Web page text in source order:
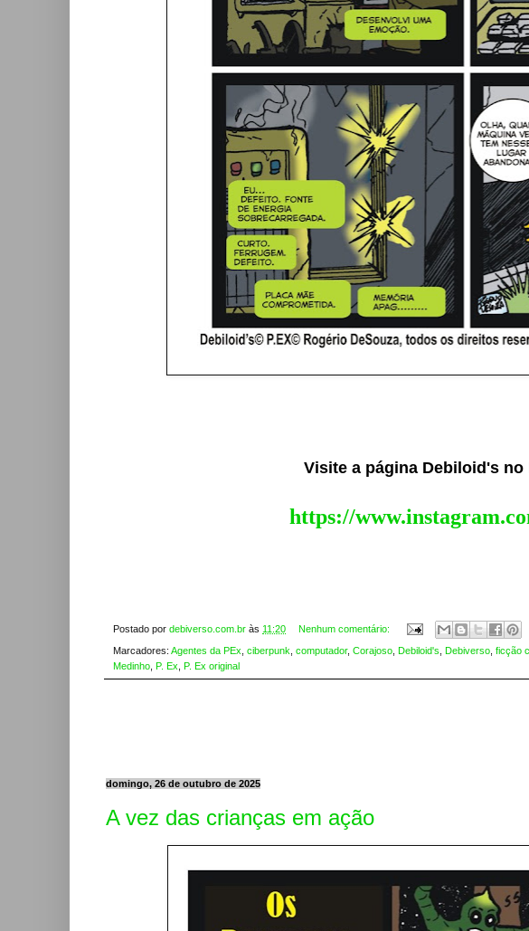
Visite a página Debiloid's no
https://
Postado por debiverso.com.br às 11:20 Nenhum comentário:
Marcadores: Agentes da PEx ciberpunk computador, Corajoso Debiloid's Debiverso ficção
Medinho P. Ex P. Ex original
domingo, 26 de outubro de 2025
A vez das crianças em ação